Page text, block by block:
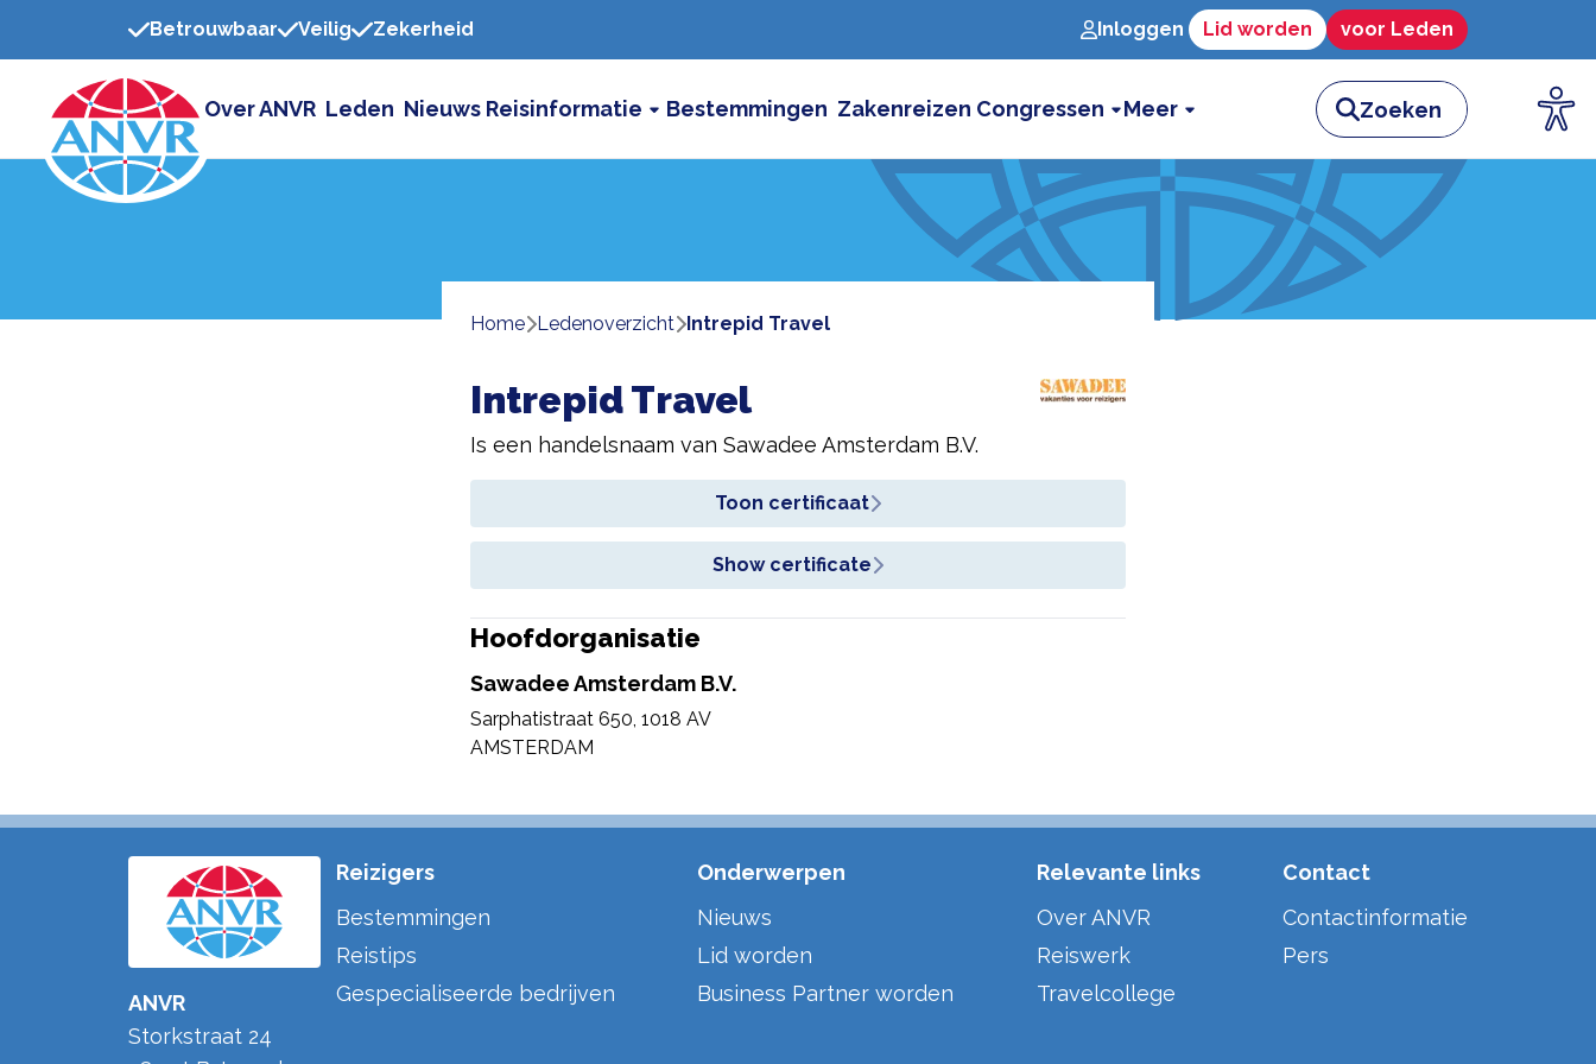
Betrouwbaar Veilig Zekerheid Inloggen Lid worden voor Leden
Over ANVR Leden Nieuws Reisinformatie Bestemmingen Zakenreizen Congressen Meer
Home ledenoverzicht Intrepid Travel
Intrepid Travel
Is een handelsnaam van Sawadee Amsterdam B.V.
Toon certificaat
Show certificate
Hoofdorganisatie
Sawadee Amsterdam B.V.
Sarphatistraat 650, 1018 AV
AMSTERDAM
ANVR
Storkstraat 24
Reizigers
Bestemmingen
Reistips
Gespecialiseerde bedrijven
Onderwerpen
Nieuws
Lid worden
Business Partner worden
Relevante links
Over ANVR
Reiswerk
Travelcollege
Contact
Contactinformatie
Pers